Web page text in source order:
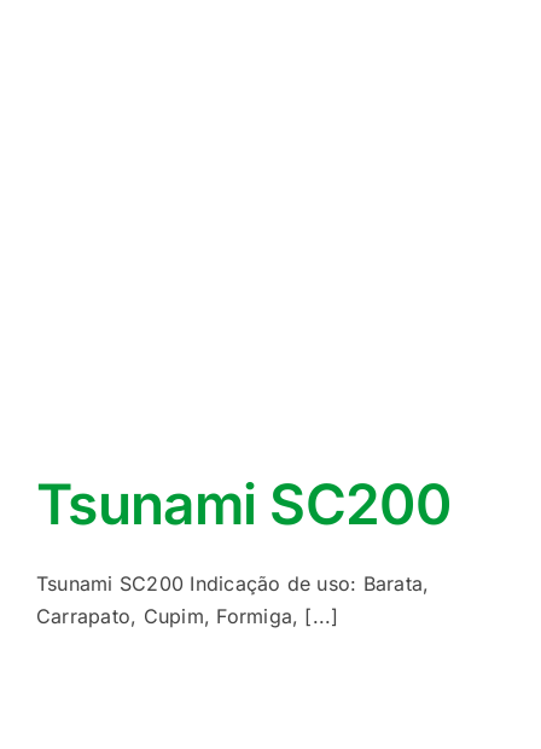
Tsunami SC200
Tsunami SC200 Indicação de uso: Barata,
Carrapato, Cupim, Formiga, [...]